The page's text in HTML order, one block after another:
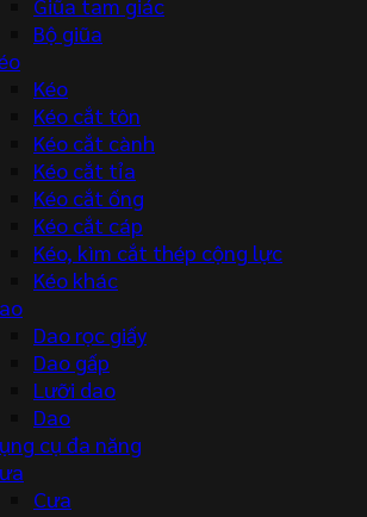
Giũa tam giác
Bộ giũa
Kéo
Kéo cắt tôn
Kéo cắt cành
Kéo cắt tỉa
Kéo cắt ống
Kéo cắt cáp
Kéo, kìm cắt thép cộng lực
Kéo khác
Dao rọc giấy
Dao gấp
Lưỡi dao
Dao
cụ đa năng
Cưa